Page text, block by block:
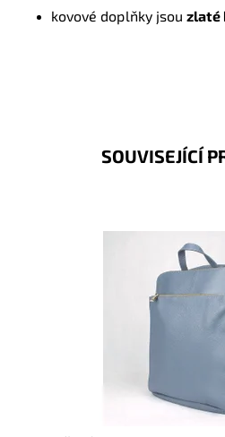
kovové doplňky jsou zlaté
SOUVISEJÍCÍ
Kožený batoh 7750 střední až
díky posuvným popruhům dá
Vera Pelle